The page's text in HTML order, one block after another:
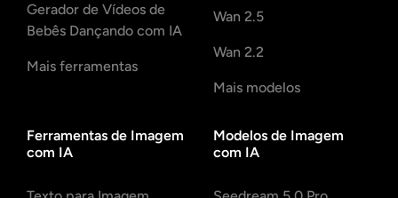
Gerador de Vídeos de
Bebês Dançando com IA
Mais ferramentas
Wan 2.5
Wan 2.2
Mais modelos
Ferramentas de Imagem
com IA
Modelos de Imagem
com IA